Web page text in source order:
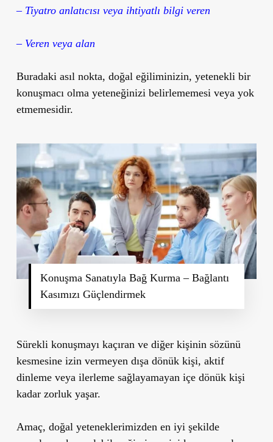
– Tiyatro anlatıcısı veya ihtiyatlı bilgi veren
– Veren veya alan
Buradaki asıl nokta, doğal eğiliminizin, yetenekli bir
konuşmacı olma yeteneğinizi belirlememesi veya yok
etmemesidir.
Konuşma Sanatıyla Bağ Kurma – Bağlantı
Kasımızı Güçlendirmek
Sürekli konuşmayı kaçıran ve diğer kişinin sözünü
kesmesine izin vermeyen dışa dönük kişi, aktif
dinleme veya ilerleme sağlayamayan içe dönük kişi
kadar zorluk yaşar.
Amaç, doğal yeteneklerimizden en iyi şekilde